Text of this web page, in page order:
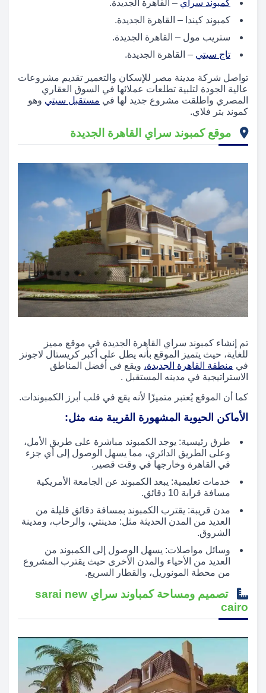
كمبوند سراي – القاهرة الجديدة.
كمبوند كيندا – القاهرة الجديدة.
ستريب مول – القاهرة الجديدة.
تاج سيتي – القاهرة الجديدة.
تواصل شركة مدينة مصر للإسكان والتعمير تقديم مشروعات
عالية الجودة لتلبية تطلعات عملائها في السوق العقاري
المصري واطلقت مشروع جديد لها في مستقبل سيتي وهو
كموند بتر فلاي.
موقع كمبوند سراي القاهرة الجديدة
تم إنشاء كمبوند سراي القاهرة الجديدة في موقع مميز
للغاية، حيث يتميز الموقع بأنه يطل على أكبر كريستال لاجونز
في منطقة القاهرة الجديدة، ويقع في أفضل المناطق
الاستراتيجية في مدينه المستقبل .
كما أن الموقع يُعتبر متميزًا لأنه يقع في قلب أبرز الكمبوندات.
الأماكن الحيوية المشهورة القريبة منه مثل:
طرق رئيسية: يوجد الكمبوند مباشرة على طريق الأمل،
وعلى الطريق الدائري، مما يسهل الوصول إلى أي جزء
في القاهرة وخارجها في وقت قصير.
خدمات تعليمية: يبعد الكمبوند عن الجامعة الأمريكية
مسافة قرابة 10 دقائق.
مدن قريبة: يقترب الكمبوند بمسافة دقائق قليلة من
العديد من المدن الحديثة مثل: مدينتي، والرحاب، ومدينة
الشروق.
وسائل مواصلات: يسهل الوصول إلى الكمبوند من
العديد من الأحياء والمدن الأخرى حيث يقترب المشروع
من محطة المونوريل، والقطار السريع.
تصميم ومساحة كمباوند سراي sarai new
cairo